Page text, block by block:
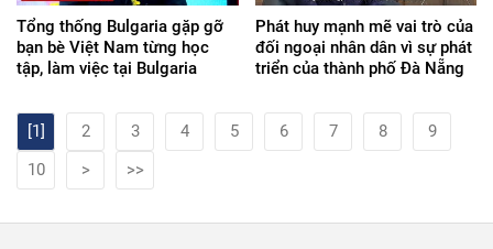
Tổng thống Bulgaria gặp gỡ
bạn bè Việt Nam từng học
tập, làm việc tại Bulgaria
Phát huy mạnh mẽ vai trò của
đối ngoại nhân dân vì sự phát
triển của thành phố Đà Nẵng
[1] 2 3 4 5 6 7 8
9
10
> >>